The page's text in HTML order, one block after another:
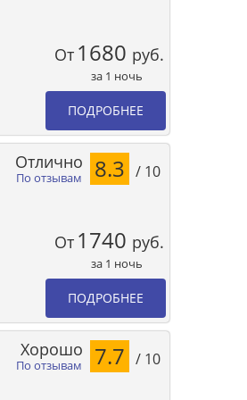
От 1680 руб.
за 1 ночь
ПОДРОБНЕЕ
По отзывам
Отлично 8.3 / 10
От 1740 руб.
за 1 ночь
ПОДРОБНЕЕ
По отзывам
Хорошо 7.7 / 10